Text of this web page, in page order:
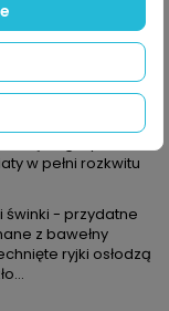
fanów
pastelowych
zawiesić oko.
będzie
w pełni rozkwitu
świnki - przydatne
z bawełny
ryjki osłodzą